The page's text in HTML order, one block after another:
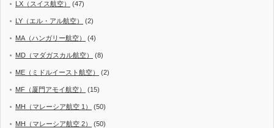
LX（スイス航空） (47)
LY（エル・アル航空） (2)
MA（ハンガリー航空） (4)
MD（マダガスカル航空） (8)
ME（ミドルイースト航空） (2)
MF（厦門アモイ航空） (15)
MH（マレーシア航空 1） (50)
MH（マレーシア航空 2） (50)